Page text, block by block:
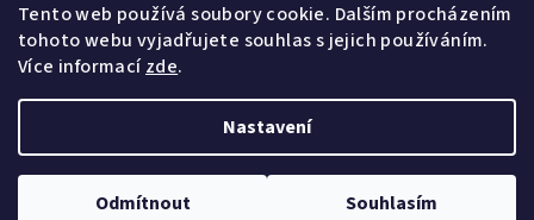
Tento web používá soubory cookie. Dalším procházením
tohoto webu vyjadřujete souhlas s jejich používáním.
Více informacízde.
Nastavení
Odmítnout Souhlasím
Přihlásit se
Nová registraceZapomenuté heslo
Upravit nastavení cookies